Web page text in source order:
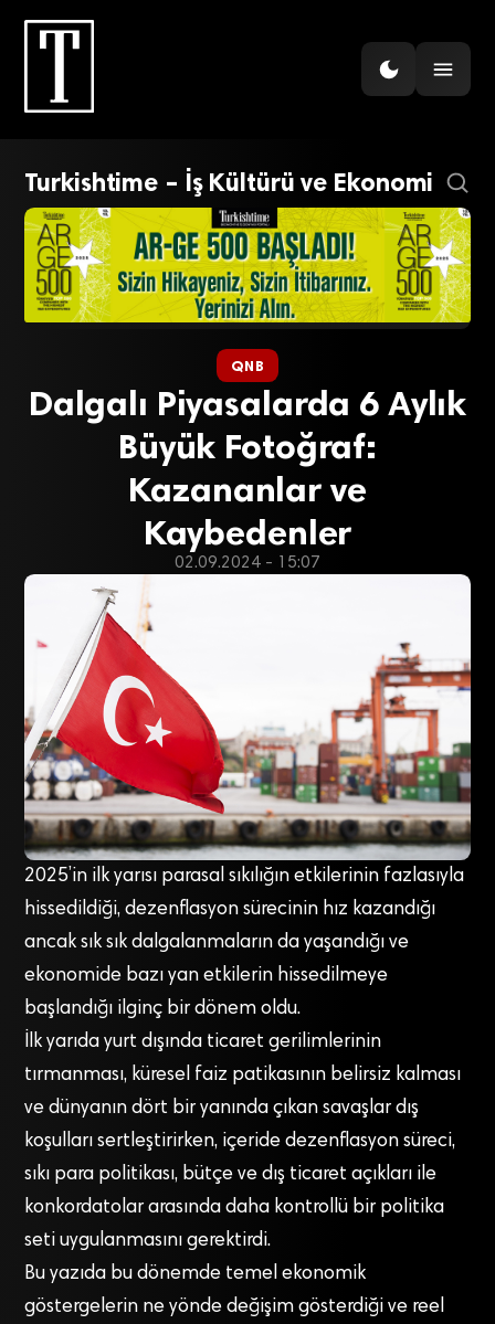
Turkishtime – İş Kültürü ve Ekonomi
QNB
Dalgalı Piyasalarda 6 Aylık
Büyük Fotoğraf:
Kazananlar ve
Kaybedenler
02.09.2024 - 15:07
2025’in ilk yarısı parasal sıkılığın etkilerinin fazlasıyla
hissedildiği, dezenflasyon sürecinin hız kazandığı
ancak sık sık dalgalanmaların da yaşandığı ve
ekonomide bazı yan etkilerin hissedilmeye
başlandığı ilginç bir dönem oldu.
İlk yarıda yurt dışında ticaret gerilimlerinin
tırmanması, küresel faiz patikasının belirsiz kalması
ve dünyanın dört bir yanında çıkan savaşlar dış
koşulları sertleştirirken, içeride dezenflasyon süreci,
sıkı para politikası, bütçe ve dış ticaret açıkları ile
konkordatolar arasında daha kontrollü bir politika
seti uygulanmasını gerektirdi.
Bu yazıda bu dönemde temel ekonomik
göstergelerin ne yönde değişim gösterdiği ve reel